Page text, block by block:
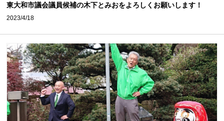
東大和市議会議員候補の木下とみおをよろしくお願いします！
2023/4/18